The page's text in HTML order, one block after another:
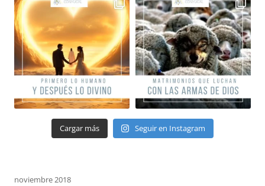
Cargar más Seguir en Instagram
noviembre 2018